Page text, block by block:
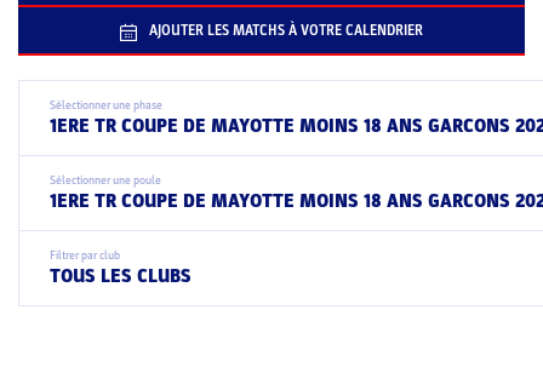
AJOUTER LES MATCHS À VOTRE CALENDRIER
Sélectionner une phase
1ERE TR COUPE DE MAYOTTE MOINS 18 ANS GARCONS
Sélectionner une poule
1ERE TR COUPE DE MAYOTTE MOINS 18 ANS GARCONS
Filtrer par club
TOUS LES CLUBS